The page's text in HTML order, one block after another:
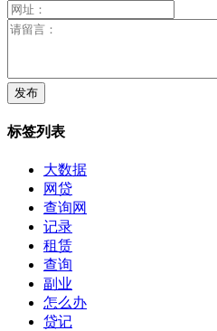
标签列表
大数据
网贷
查询网
记录
租赁
查询
副业
怎么办
贷记